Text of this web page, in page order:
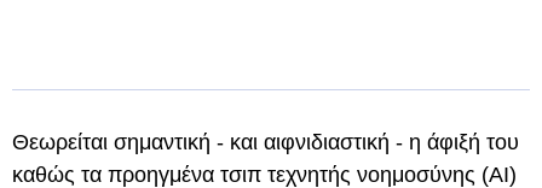
Θεωρείται σημαντική - και αιφνιδιαστική - η άφιξή του
καθώς τα προηγμένα τσιπ τεχνητής νοημοσύνης (AI)